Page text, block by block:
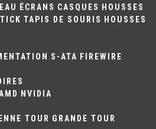
ÉCRANS CASQUES
HOUSSES
TAPIS DE SOURIS
HOUSSES
S-ATA FIREWIRE
NVIDIA
TOUR GRANDE TOUR